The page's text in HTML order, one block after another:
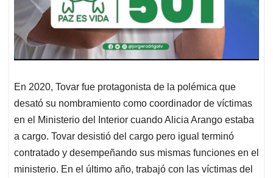
En 2020, Tovar fue protagonista de la polémica que
desató su nombramiento como coordinador de víctimas
en el Ministerio del Interior cuando Alicia Arango estaba
a cargo. Tovar desistió del cargo pero igual terminó
contratado y desempeñando sus mismas funciones en el
ministerio. En el último año, trabajó con las víctimas del